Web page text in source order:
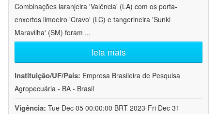
Combinações laranjeira 'Valência' (LA) com os porta-
enxertos limoeiro 'Cravo' (LC) e tangerineira 'Sunki
Maravilha' (SM) foram ...
leia mais
Instituição/UF/País: Empresa Brasileira de Pesquisa
Agropecuária - BA - Brasil
Vigência: Tue Dec 05 00:00:00 BRT 2023-Fri Dec 31